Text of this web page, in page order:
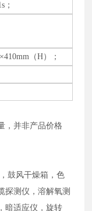
；
（H）；
，并非产品价格
鼓风干燥箱，色
探测仪，溶解氧测
暗适应仪，旋转